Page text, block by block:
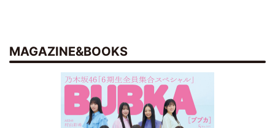
MAGAZINE&BOOKS